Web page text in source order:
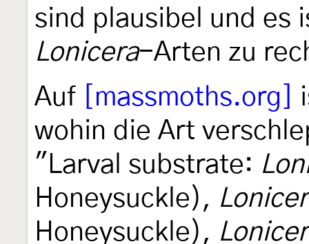
sind plausibel und es
Lonicera-Arten zu
Auf
[massmoths.org]
wohin die Art
"Larval substrate:
Honeysuckle),
Honeysuckle),